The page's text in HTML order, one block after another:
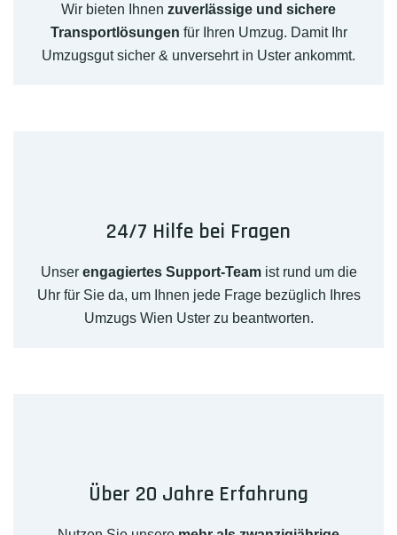
Wir bieten Ihnen zuverlässige und sichere
Transportlösungen für Ihren Umzug. Damit Ihr
Umzugsgut sicher & unversehrt in Uster ankommt.
24/7 Hilfe bei Fragen
Unser engagiertes Support-Teamist rund um die
Uhr für Sie da, um Ihnen jede Frage bezüglich Ihres
Umzugs Wien Uster zu beantworten.
Über 20 Jahre Erfahrung